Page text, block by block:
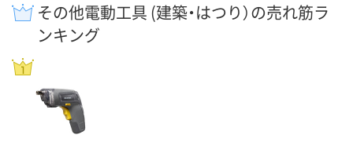
その他電動工具 (建築・はつり）の売れ筋ラ
ンキング